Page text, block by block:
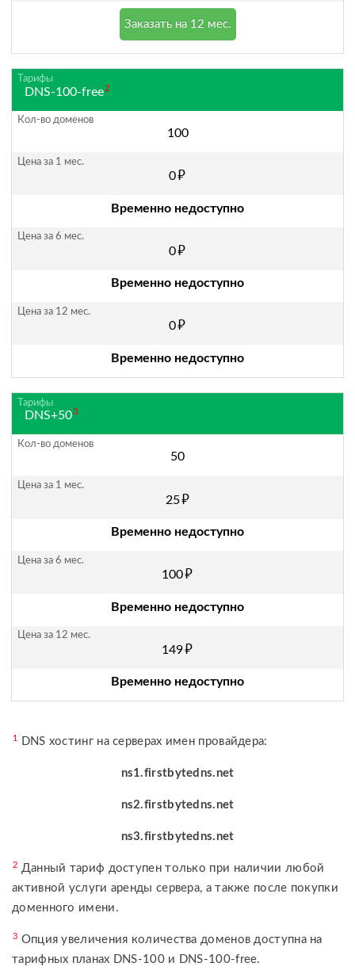
Заказать на 12 мес.
DNS-100-free2
100
0руб.
Временно недоступно
0руб.
Временно недоступно
0руб.
Временно недоступно
DNS+503
50
25руб.
Временно недоступно
100руб.
Временно недоступно
149руб.
Временно недоступно
1 DNS хостинг на серверах имен провайдера:
ns1.firstbytedns.net
ns2.firstbytedns.net
ns3.firstbytedns.net
2 Данный тариф доступен только при наличии любой
активной услуги аренды сервера, а также после покупки
доменного имени.
3 Опция увеличения количества доменов доступна на
тарифных планах DNS-100 и DNS-100-free.